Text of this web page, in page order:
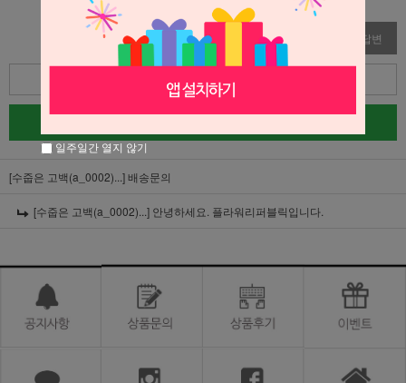
수정 답변
목록
[수줍은 고백(a_0002)...]배송문의
[수줍은 고백(a_0002)...] 안녕하세요. 플라워리퍼블릭입니다.
일주일간 열지 않기